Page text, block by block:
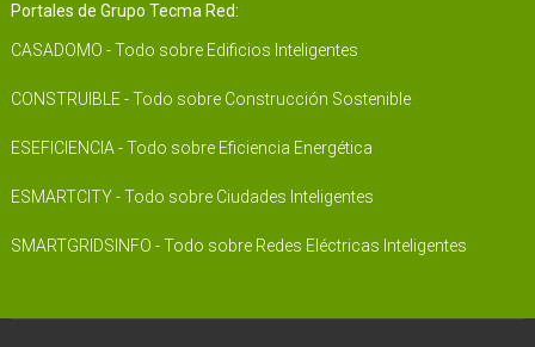
Portales de Grupo Tecma Red:
CASADOMO - Todo sobre Edificios Inteligentes
CONSTRUIBLE - Todo sobre Construcción Sostenible
ESEFICIENCIA - Todo sobre Eficiencia Energética
ESMARTCITY - Todo sobre Ciudades Inteligentes
SMARTGRIDSINFO - Todo sobre Redes Eléctricas Inteligentes